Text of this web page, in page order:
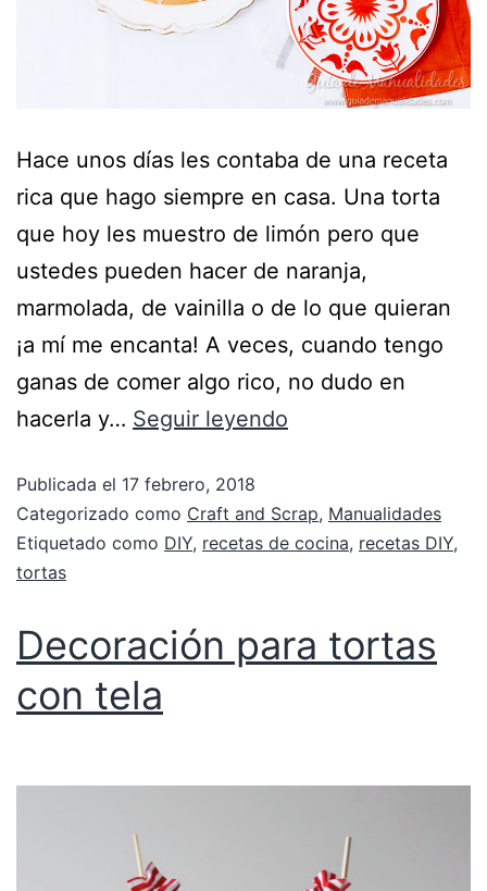
Hace unos días les contaba de una receta
rica que hago siempre en casa. Una torta
que hoy les muestro de limón pero que
ustedes pueden hacer de naranja,
marmolada, de vainilla o de lo que quieran
¡a mí me encanta! A veces, cuando tengo
ganas de comer algo rico, no dudo en
hacerla y… Seguir leyendo
Publicada el 17 febrero, 2018
Categorizado como Craft and Scrap, Manualidades
Etiquetado como DIY, recetas de cocina, recetas DIY,
tortas
Decoración para tortas
con tela